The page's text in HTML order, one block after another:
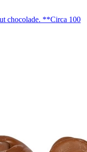
chocolade. **Circa 100